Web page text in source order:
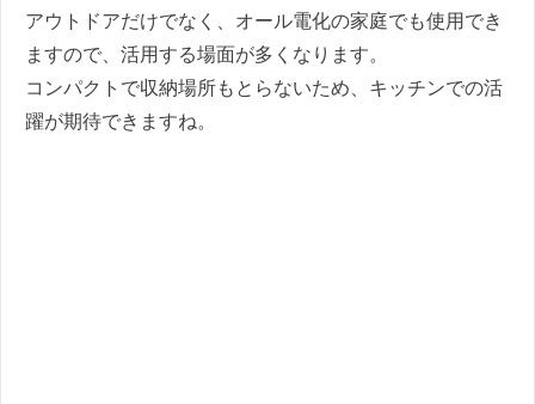
アウトドアだけでなく、オール電化の家庭でも使用でき
ますので、活用する場面が多くなります。
コンパクトで収納場所もとらないため、キッチンでの活
躍が期待できますね。